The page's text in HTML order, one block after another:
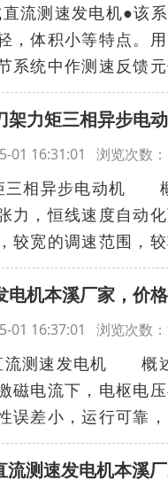
流测速发电机●该
，体积小等特点。
系统中作测速反馈
架力矩三相异步电
01 16:31:01 浏览次数
相异步电动机
力，恒线速度自动
较宽的调速范围，
电机本溪厂家，价
01 16:37:01 浏览次数
测速发电机 概
磁电流下，电枢
误差小，运行可靠
流测速发电机本溪